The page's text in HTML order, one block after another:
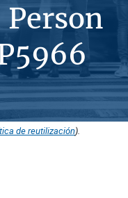
de reutilización).